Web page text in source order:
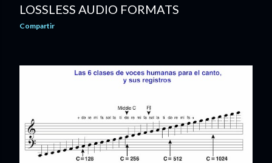
LOSSLESS AUDIO FORMATS
Compartir